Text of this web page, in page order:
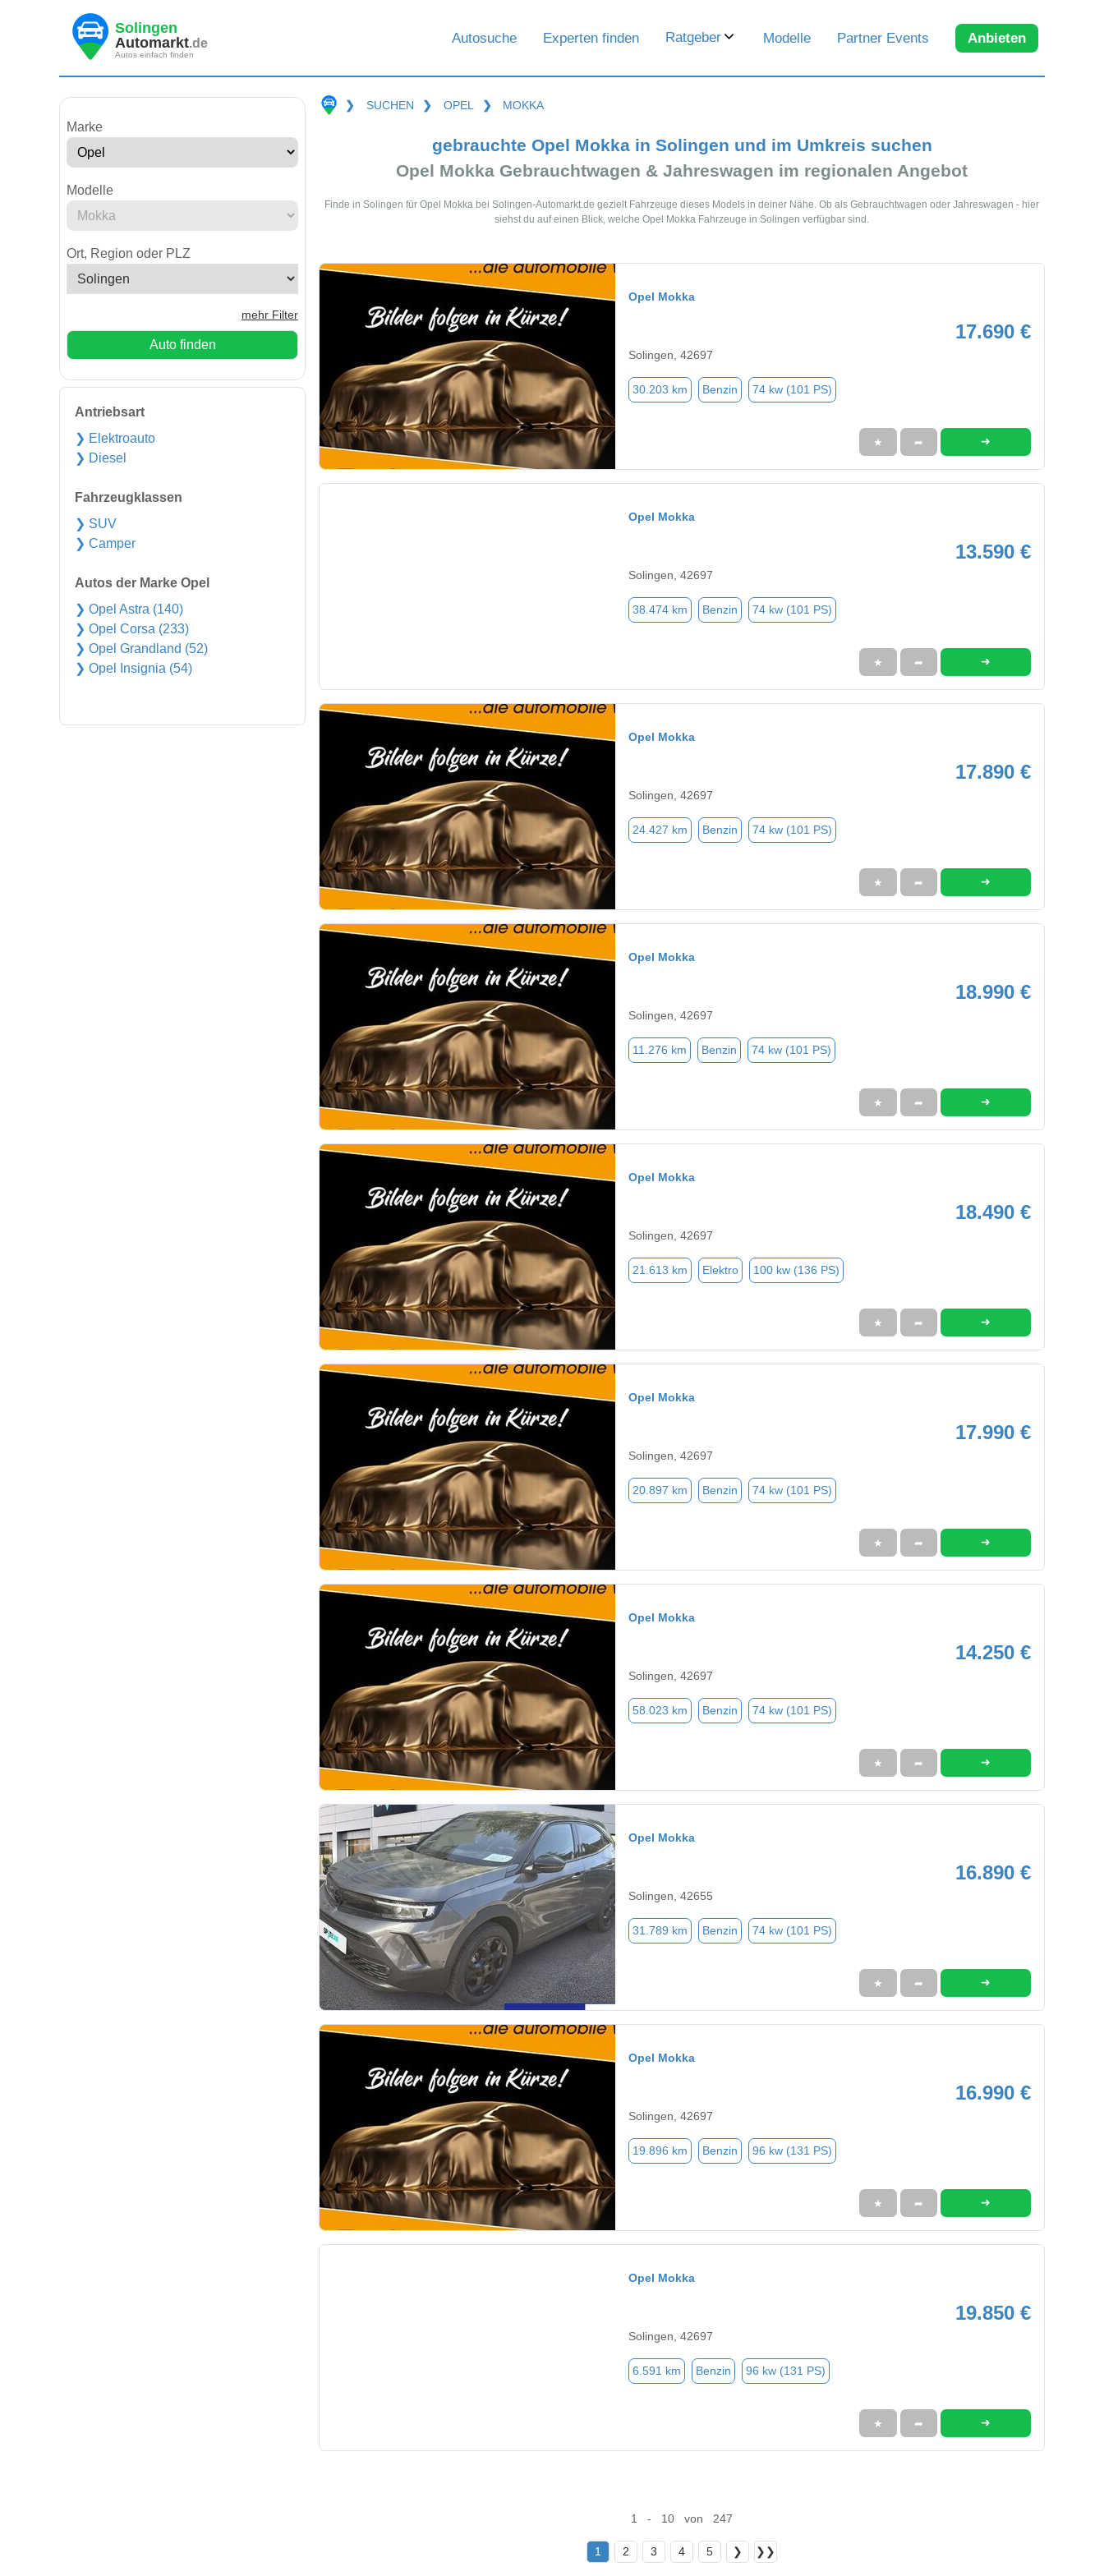
Solingen
Automarkt.de
Autos einfach finden
Autosuche Experten finden Ratgeber Modelle Partner Events Anbieten
Marke
Modelle
Ort, Region oder PLZ
mehr Filter
Auto finden
Antriebsart
❯ Elektroauto
❯ Diesel
Fahrzeugklassen
❯ SUV
❯ Camper
Autos der Marke Opel
❯ Opel Astra (140)
❯ Opel Corsa (233)
❯ Opel Grandland (52)
❯ Opel Insignia (54)
❯ SUCHEN ❯ OPEL ❯ MOKKA
gebrauchte Opel Mokka in Solingen und im Umkreis suchen
Opel Mokka Gebrauchtwagen & Jahreswagen im regionalen Angebot
Finde in Solingen für Opel Mokka bei Solingen-Automarkt.de gezielt Fahrzeuge dieses Models in deiner Nähe. Ob als Gebrauchtwagen oder Jahreswagen - hier
siehst du auf einen Blick, welche Opel Mokka Fahrzeuge in Solingen verfügbar sind.
Opel Mokka
17.690 €
Solingen, 42697
30.203 km Benzin 74 kw (101 PS)
★ ➦ ➜
Opel Mokka
13.590 €
Solingen, 42697
38.474 km Benzin 74 kw (101 PS)
★ ➦ ➜
Opel Mokka
17.890 €
Solingen, 42697
24.427 km Benzin 74 kw (101 PS)
★ ➦ ➜
Opel Mokka
18.990 €
Solingen, 42697
11.276 km Benzin 74 kw (101 PS)
★ ➦ ➜
Opel Mokka
18.490 €
Solingen, 42697
21.613 km Elektro 100 kw (136 PS)
★ ➦ ➜
Opel Mokka
17.990 €
Solingen, 42697
20.897 km Benzin 74 kw (101 PS)
★ ➦ ➜
Opel Mokka
14.250 €
Solingen, 42697
58.023 km Benzin 74 kw (101 PS)
★ ➦ ➜
Opel Mokka
16.890 €
Solingen, 42655
31.789 km Benzin 74 kw (101 PS)
★ ➦ ➜
Opel Mokka
16.990 €
Solingen, 42697
19.896 km Benzin 96 kw (131 PS)
★ ➦ ➜
Opel Mokka
19.850 €
Solingen, 42697
6.591 km Benzin 96 kw (131 PS)
★ ➦ ➜
1 - 10 von 247
1 2 3 4 5 ❯ ❯❯